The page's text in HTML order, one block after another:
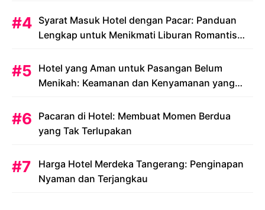
Syarat Masuk Hotel dengan Pacar: Panduan
Lengkap untuk Menikmati Liburan Romantis
Hotel yang Aman untuk Pasangan Belum
Menikah: Keamanan dan Kenyamanan yang
Pacaran di Hotel: Membuat Momen Berdua
yang Tak Terlupakan
Harga Hotel Merdeka Tangerang: Penginapan
Nyaman dan Terjangkau